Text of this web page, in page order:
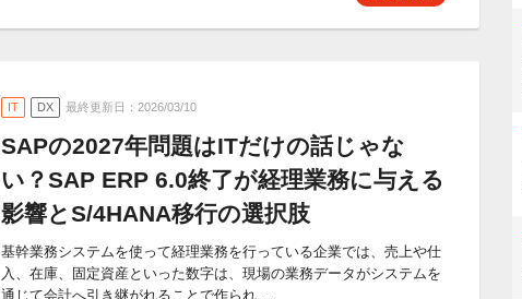
IT DX 最終更新日：2026/03/10
SAPの2027年問題はITだけの話じゃな
い？SAP ERP 6.0終了が経理業務に与える
影響とS/4HANA移行の選択肢
基幹業務システムを使って経理業務を行っている企業では、売上や仕
入、在庫、固定資産といった数字は、現場の業務データがシステムを
通じて会計へ引き継がれることで作られ ...